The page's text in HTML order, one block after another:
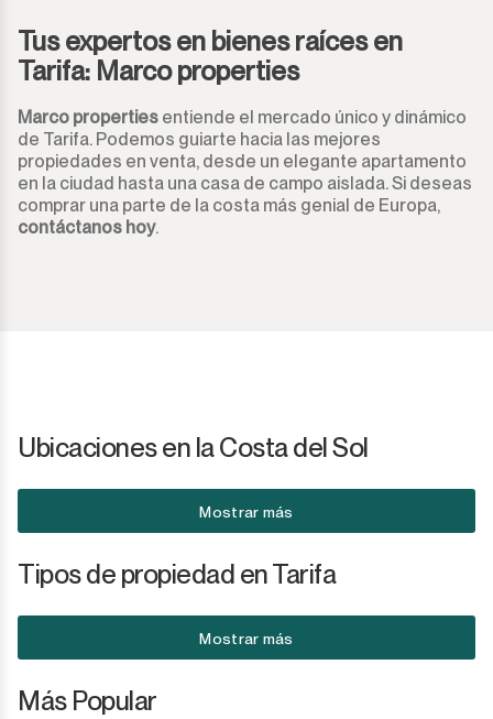
Tus expertos en bienes raíces en
Tarifa: Marco properties
Marco properties entiende el mercado único y dinámico
de Tarifa. Podemos guiarte hacia las mejores
propiedades en venta, desde un elegante apartamento
en la ciudad hasta una casa de campo aislada. Si deseas
comprar una parte de la costa más genial de Europa,
contáctanos hoy.
Ubicaciones en la Costa del Sol
Mostrar más
Tipos de propiedad en Tarifa
Mostrar más
Más Popular